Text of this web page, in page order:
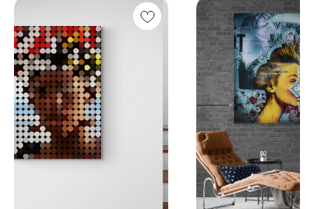
Москва - производство картин
на холсте ( Москва,
Полимерная дом 8 \ ПН-ПТ 9-
18 | СБ 10-16 \ Посещение — по
предварительной записи)
Сочи - Производство дверей и
мебели (Доставка по РФ )
Связь с нами:
Из-за большого количества
спама предпочитаем общение
через мессенджеры. Главный
канал — Max Напишите нам, и